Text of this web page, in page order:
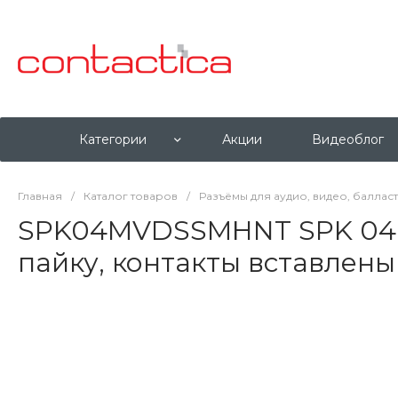
Категории Акции Видеоблог
Главная / Каталог товаров / Разъёмы для аудио, видео,
SPK04MVDSSMHNT SPK
пайку, контакты вставлены